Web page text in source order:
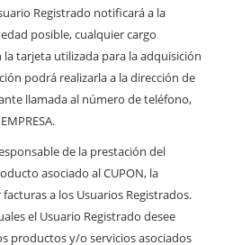
Registrado notificará a la
posible, cualquier cargo
tarjeta utilizada para la adquisición
podrá realizarla a la dirección de
llamada al número de teléfono,
de la prestación del
asociado al CUPON, la
a los Usuarios Registrados.
el Usuario Registrado desee
productos y/o servicios asociados